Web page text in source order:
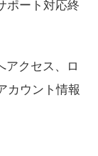
ポート対応終
アクセス、ロ
カウント情報